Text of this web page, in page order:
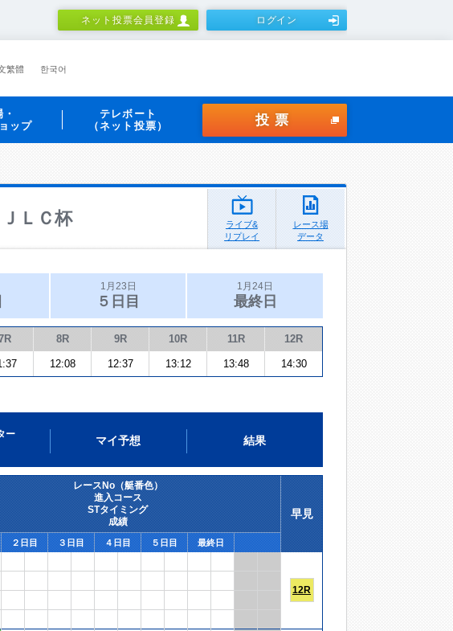
ネット投票会員登録 ログイン
繁體 한국어
ップ
テレボート
（ネット投票）
投票
ＬＣ杯
ライブ&
リプレイ
レース場
データ
1月23日
５日目
1月24日
最終日
8R 9R 10R 11R 12R
12:08 12:37 13:12 13:48 14:30
ー
マイ予想 結果
レースNo（艇番色）
進入コース
STタイミング
成績
早見
２日目 ３日目 ４日目 ５日目 最終日
12R